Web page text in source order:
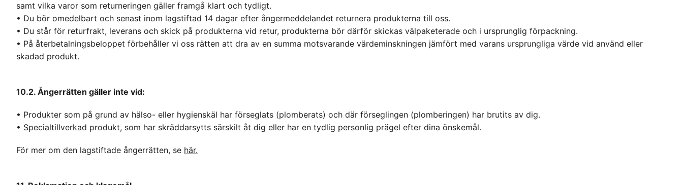
samt vilka varor som returneringen gäller framgå klart och tydligt.
• Du bör omedelbart och senast inom lagstiftad 14 dagar efter ångermeddelandet returnera produkterna till oss.
• Du står för returfrakt, leverans och skick på produkterna vid retur, produkterna bör därför skickas välpaketerade och i ursprunglig förpackning.
• På återbetalningsbeloppet förbehåller vi oss rätten att dra av en summa motsvarande värdeminskningen jämfört med varans ursprungliga värde vid använd eller
skadad produkt.
10.2. Ångerrätten gäller inte vid:
• Produkter som på grund av hälso- eller hygienskäl har förseglats (plomberats) och där förseglingen (plomberingen) har brutits av dig.
• Specialtillverkad produkt, som har skräddarsytts särskilt åt dig eller har en tydlig personlig prägel efter dina önskemål.
För mer om den lagstiftade ångerrätten, se här.